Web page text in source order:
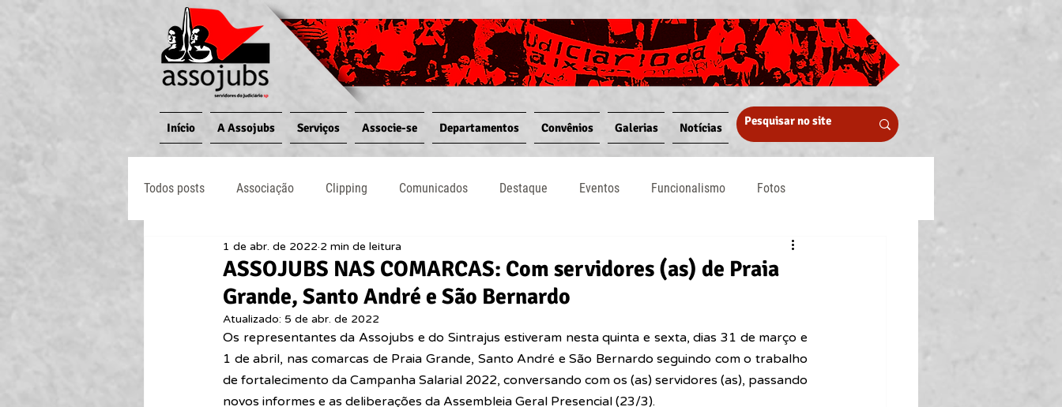
Início A Assojubs Serviços Associe-se Departamentos Convênios Galerias Notícias
Todos posts Associação Clipping Comunicados Destaque Eventos Funcionalismo Fotos
Jornal O Processo Judiciário Notícias
ASSOJUBS NAS COMARCAS: Com servidores (as) de Praia
Grande, Santo André e São Bernardo
1 de abr. de 2022 2 min de leitura
Atualizado: 5 de abr. de 2022
Os representantes da Assojubs e do Sintrajus estiveram nesta quinta e sexta, dias 31 de março e
1 de abril, nas comarcas de Praia Grande, Santo André e São Bernardo seguindo com o trabalho
de fortalecimento da Campanha Salarial 2022, conversando com os (as) servidores (as), passando
novos informes e as deliberações da Assembleia Geral Presencial (23/3).